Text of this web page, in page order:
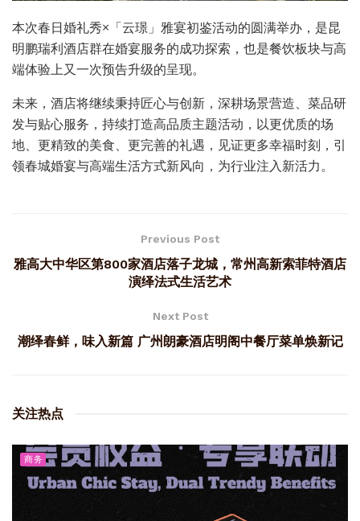
本次春日婚礼秀×「云璟」雅宴初鉴活动的圆满举办，是昆
明鹏瑞利酒店群在婚宴服务的成功探索，也是餐饮板块与高
端体验上又一次预告升级的呈现。
未来，酒店将继续秉持匠心与创新，深耕场景营造、菜品研
发与贴心服务，持续打造高品质主题活动，以更优质的场
地、更精致的美食、更完善的礼遇，见证更多幸福时刻，引
领春城婚宴与高端生活方式新风向，为行业注入新活力。
Previous Post
雅高大中华区第800家酒店落子龙城，常州高新索菲特酒店
演绎法式生活艺术
Next Post
潮绎春鲜，味入新篇 广州朗豪酒店明阁中餐厅菜单焕新记
关注热点
商务